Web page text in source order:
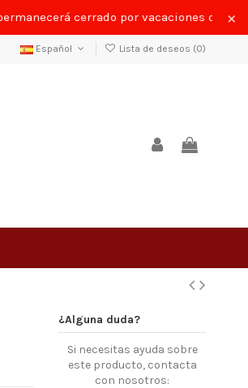
cerrado por vacaciones del 24 al
×
Español Lista de deseos (0)
¿Alguna duda?
Si necesitas ayuda sobre
este producto, contacta
con nosotros: